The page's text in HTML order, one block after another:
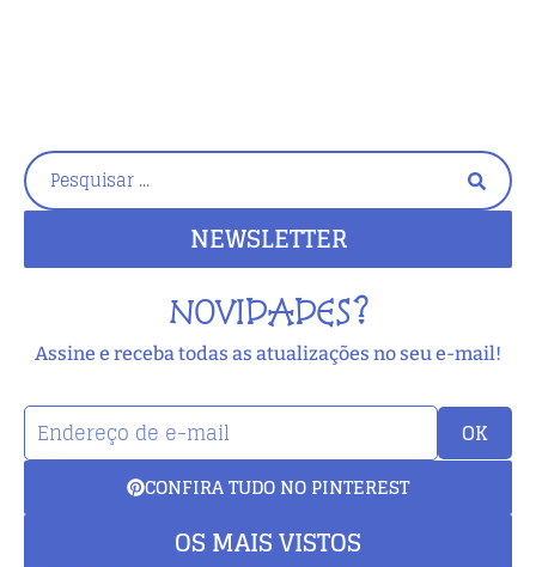
NEWSLETTER
NOVIDADES?
Assine e receba todas as atualizações no seu e-mail!
OK
CONFIRA TUDO NO PINTEREST
OS MAIS VISTOS